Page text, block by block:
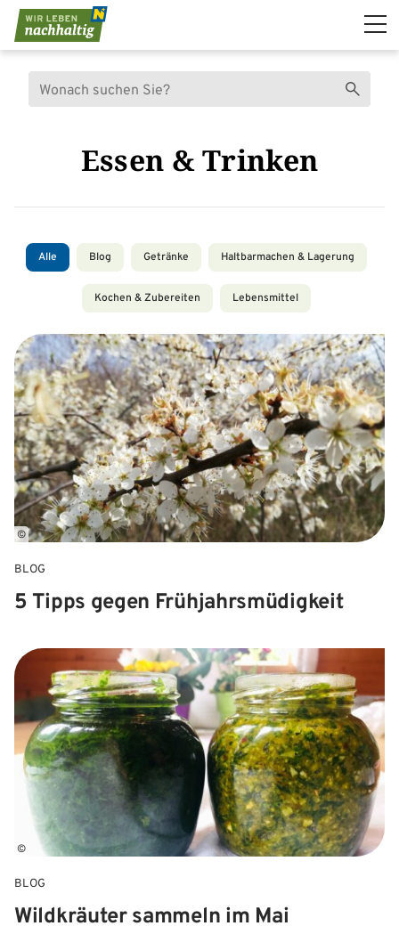
Navigation überspringen
Suche Suchen
Essen & Trinken
Alle Blog Getränke Haltbarmachen & Lagerung
Kochen & Zubereiten Lebensmittel
©
BLOG
5 Tipps gegen Frühjahrsmüdigkeit
©
BLOG
Wildkräuter sammeln im Mai